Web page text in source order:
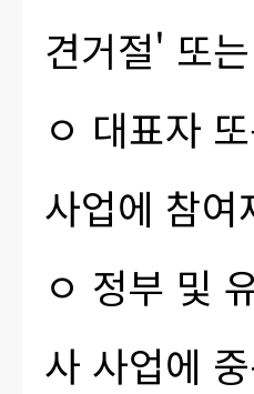
견거절' 또
ㅇ 대표자
사업에 참
ㅇ 정부 및
사 사업에